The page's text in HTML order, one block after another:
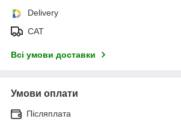
Delivery
САТ
Всі умови доставки
Умови оплати
Післяплата